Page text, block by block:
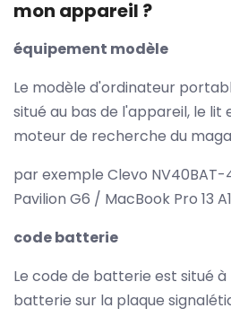
mon appareil ?
équipement modèle
Le modèle d'ordinateur
situé au bas de l'appareil, le lit
moteur de recherche du
par exemple Clevo NV40BAT-
Pavilion G6 / MacBook Pro 13
code batterie
Le code de batterie est situé
batterie sur la plaque